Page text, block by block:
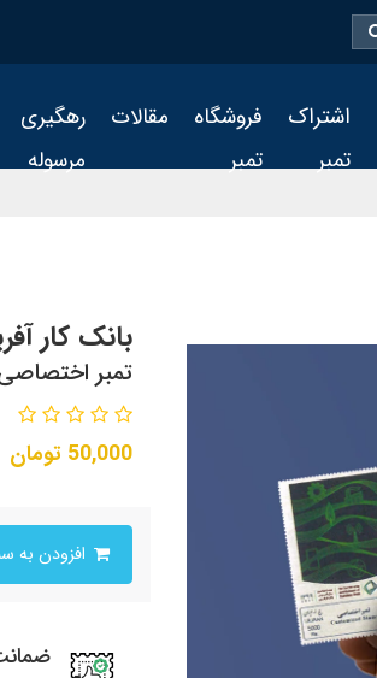
اشتراک
تمبر
فروشگاه
تمبر
مقالات
رهگیری
مرسوله
بانک کار
تمبر
50,000 تومان